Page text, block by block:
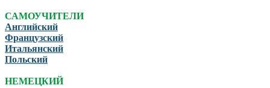
САМОУЧИТЕЛИ
Английский
Французский
Итальянский
Польский
НЕМЕЦКИЙ